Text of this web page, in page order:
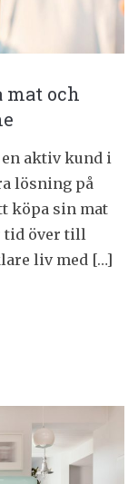
mat och
aktiv kund i
lösning på
köpa sin mat
tid över till
liv med […]